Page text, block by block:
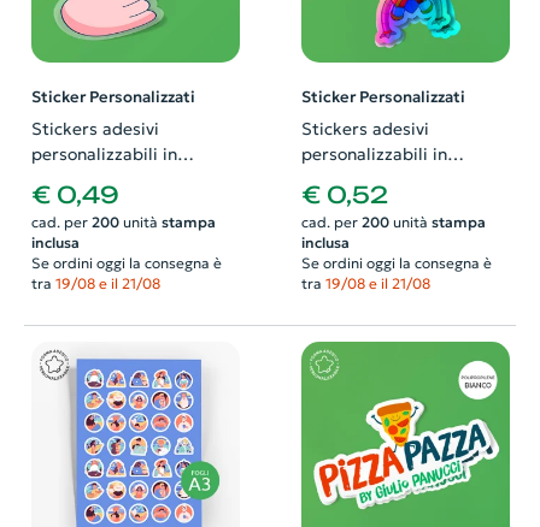
Sticker Personalizzati
Stickers adesivi
personalizzabili in
con verniciatura
antigraffio
€ 0,49
cad. per 200unità stampa
inclusa
Se ordini oggi la consegna è
tra 19/08 e il 21/08
Sticker Personalizzati
Stickers adesivi
personalizzabili in
metallizzato
€ 0,52
cad. per 200unità stampa
inclusa
Se ordini oggi la consegna è
tra 19/08 e il 21/08